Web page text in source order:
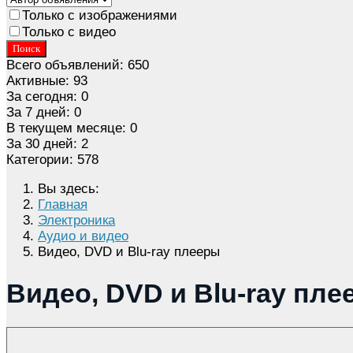
Только с изображениями
Только с видео
Поиск
Всего объявлений: 650
Активные: 93
За сегодня: 0
За 7 дней: 0
В текущем месяце: 0
За 30 дней: 2
Категории: 578
Вы здесь:
Главная
Электроника
Аудио и видео
Видео, DVD и Blu-ray плееры
Видео, DVD и Blu-ray